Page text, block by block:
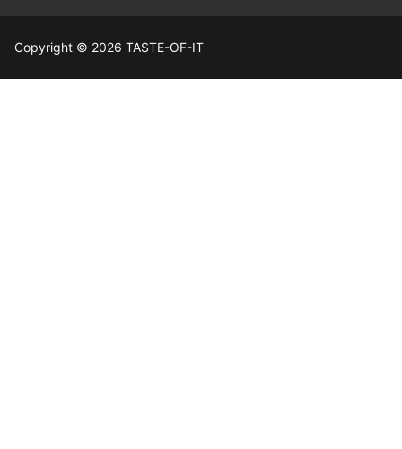
Copyright © 2026 TASTE-OF-IT